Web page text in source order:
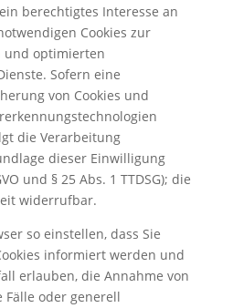
berechtigtes Interesse an
Cookies zur
und optimierten
Sofern eine
von Cookies und
die Verarbeitung
dieser Einwilligung
und § 25 Abs. 1 TTDSG); die
widerrufbar.
so einstellen, dass Sie
informiert werden und
erlauben, die Annahme von
Fälle oder generell